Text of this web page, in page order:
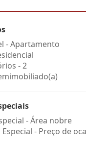
- Apartamento
- 2
- Área nobre
- Preço de